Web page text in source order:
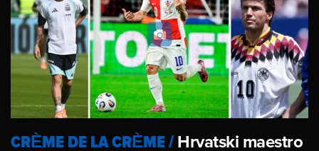
CRÈME DE LA CRÈME/Hrvatski maestro